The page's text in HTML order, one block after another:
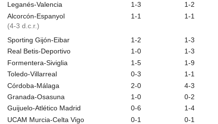
Leganés-Valencia
1-3
1-2
Alcorcón-Espanyol
1-1
1-1
(4-3 d.c.r.)
Sporting Gijón-Eibar
1-2
1-3
Real Betis-Deportivo
1-0
1-3
Formentera-Siviglia
1-5
1-9
Toledo-Villarreal
0-3
1-1
Córdoba-Málaga
2-0
4-3
Granada-Osasuna
1-0
0-2
Guijuelo-Atlético Madrid
0-6
1-4
UCAM Murcia-Celta Vigo
0-1
0-1